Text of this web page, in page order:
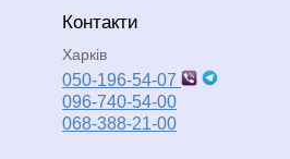
Контакти
Харків
050-196-54-07
096-740-54-00
068-388-21-00